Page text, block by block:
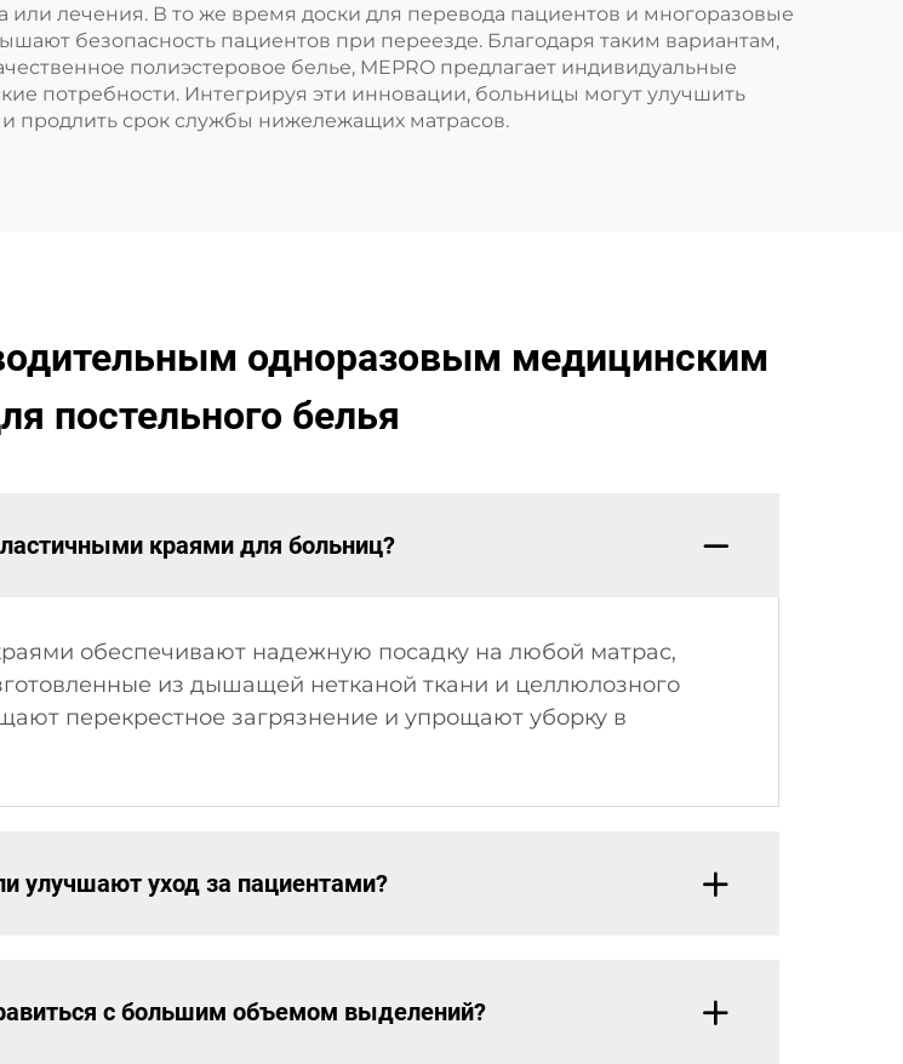
лечения. В то же время доски для перевода пациентов и многоразовые
безопасность пациентов при переезде. Благодаря таким вариантам,
полиэстеровое белье, MEPRO предлагает индивидуальные
потребности. Интегрируя эти инновации, больницы могут улучшить
продлить срок службы нижележащих матрасов.
одноразовым медицинским
постельного белья
краями для больниц?
обеспечивают надежную посадку на любой матрас,
из дышащей нетканой ткани и целлюлозного
перекрестное загрязнение и упрощают уборку в
улучшают уход за пациентами?
с большим объемом выделений?